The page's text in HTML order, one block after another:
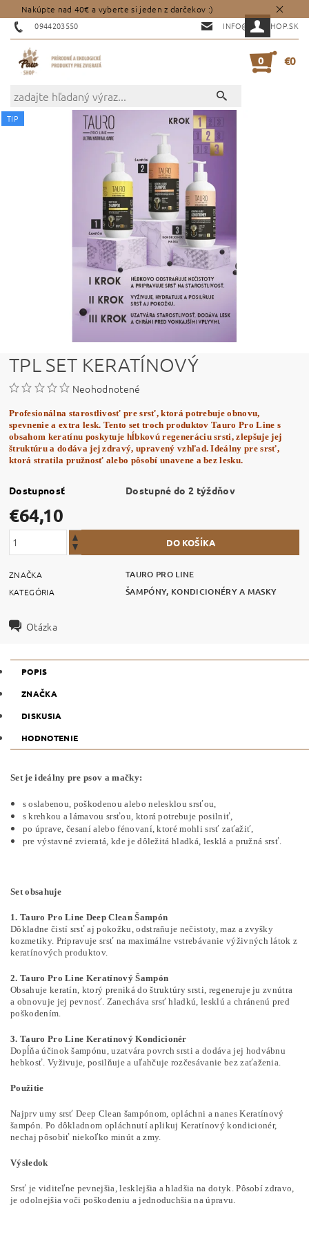
Nakúpte nad 40€ a vyberte si jeden z darčekov :)
0944203550
INFO@PAWSHOP.SK
0 €0
TIP
TPL SET KERATÍNOVÝ
Neohodnotené
Profesionálna starostlivosť pre srsť, ktorá potrebuje obnovu,
spevnenie a extra lesk. Tento set troch produktov Tauro Pro Line s
obsahom keratínu poskytuje hĺbkovú regeneráciu srsti, zlepšuje jej
štruktúru a dodáva jej zdravý, upravený vzhľad. Ideálny pre srsť,
ktorá stratila pružnosť alebo pôsobí unavene a bez lesku.
Dostupnosť Dostupné do 2 týždňov
€64,10
ZNAČKA TAURO PRO LINE
KATEGÓRIA ŠAMPÓNY, KONDICIONÉRY A MASKY
Otázka
POPIS
ZNAČKA
DISKUSIA
HODNOTENIE
Set je ideálny pre psov a mačky:
s oslabenou, poškodenou alebo nelesklou srsťou,
s krehkou a lámavou srsťou, ktorá potrebuje posilniť,
po úprave, česaní alebo fénovaní, ktoré mohli srsť zaťažiť,
pre výstavné zvieratá, kde je dôležitá hladká, lesklá a pružná srsť.
Set obsahuje
1. Tauro Pro Line Deep Clean Šampón
Dôkladne čistí srsť aj pokožku, odstraňuje nečistoty, maz a zvyšky
kozmetiky. Pripravuje srsť na maximálne vstrebávanie výživných látok z
keratínových produktov.
2. Tauro Pro Line Keratínový Šampón
Obsahuje keratín, ktorý preniká do štruktúry srsti, regeneruje ju zvnútra
a obnovuje jej pevnosť. Zanecháva srsť hladkú, lesklú a chránenú pred
poškodením.
3. Tauro Pro Line Keratínový Kondicionér
Dopĺňa účinok šampónu, uzatvára povrch srsti a dodáva jej hodvábnu
hebkosť. Vyživuje, posilňuje a uľahčuje rozčesávanie bez zaťaženia.
Použitie
Najprv umy srsť Deep Clean šampónom, opláchni a nanes Keratínový
šampón. Po dôkladnom opláchnutí aplikuj Keratínový kondicionér,
nechaj pôsobiť niekoľko minút a zmy.
Výsledok
Srsť je viditeľne pevnejšia, lesklejšia a hladšia na dotyk. Pôsobí zdravo,
je odolnejšia voči poškodeniu a jednoduchšia na úpravu.